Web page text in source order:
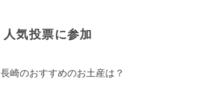
人気投票に参加
長崎のおすすめのお土産は？